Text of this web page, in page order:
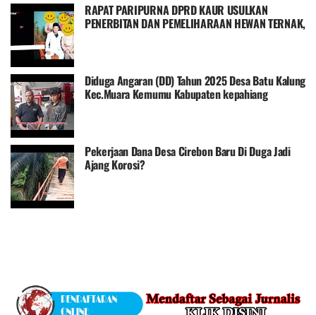
RAPAT PARIPURNA DPRD KAUR USULKAN
PENERBITAN DAN PEMELIHARAAN HEWAN TERNAK,
SERTA PEMBANGUNAN INDUSTRI
Diduga Angaran (DD) Tahun 2025 Desa Batu Kalung
Kec.Muara Kemumu Kabupaten kepahiang
Pekerjaan Dana Desa Cirebon Baru Di Duga Jadi
Ajang Korosi?